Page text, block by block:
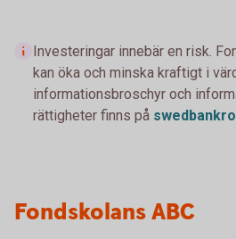
Investeringar innebär en risk.
kan öka och minska kraftigt i
informationsbroschyr och
rättigheter finns på
Fondskolans ABC